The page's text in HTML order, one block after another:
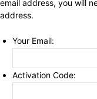
email address, you will
address.
Your Email:
Activation Code: